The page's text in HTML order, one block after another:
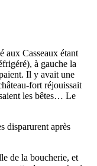
aux Casseaux étant
à gauche la
Il y avait une
fort réjouissait
les bêtes… Le
disparurent après
de la boucherie, et